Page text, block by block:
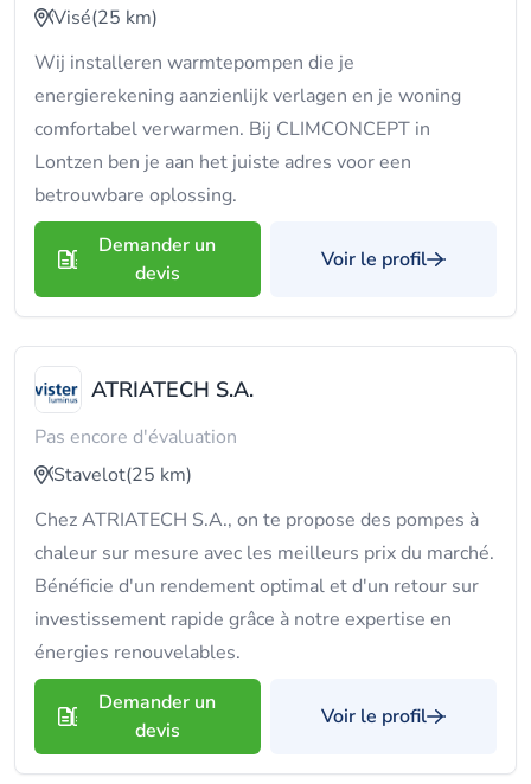
Visé(25 km)
Wij installeren warmtepompen die je
energierekening aanzienlijk verlagen en je woning
comfortabel verwarmen. Bij CLIMCONCEPT in
Lontzen ben je aan het juiste adres voor een
betrouwbare oplossing.
Demander un
devis
Voir le profil
ATRIATECH S.A.
Pas encore d'évaluation
Stavelot(25 km)
Chez ATRIATECH S.A., on te propose des pompes à
chaleur sur mesure avec les meilleurs prix du marché.
Bénéficie d'un rendement optimal et d'un retour sur
investissement rapide grâce à notre expertise en
énergies renouvelables.
Demander un
devis
Voir le profil